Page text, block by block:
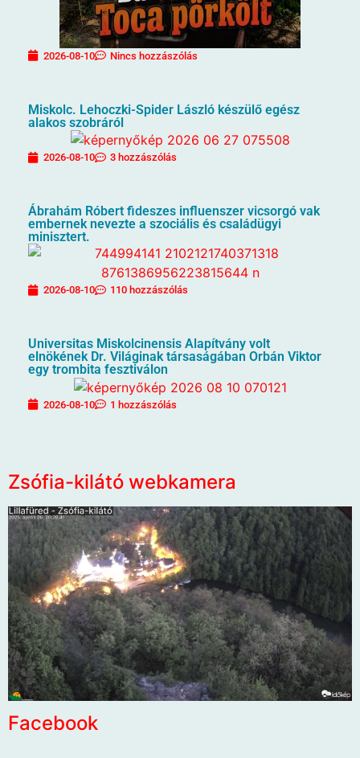
2026-08-10 Nincs hozzászólás
Miskolc. Lehoczki-Spider László készülő egész
alakos szobráról
2026-08-10 3 hozzászólás
Ábrahám Róbert fideszes influenszer vicsorgó vak
embernek nevezte a szociális és családügyi
minisztert.
2026-08-10 110 hozzászólás
Universitas Miskolcinensis Alapítvány volt
elnökének Dr. Világinak társaságában Orbán Viktor
egy trombita fesztiválon
2026-08-10 1 hozzászólás
Zsófia-kilátó webkamera
Facebook